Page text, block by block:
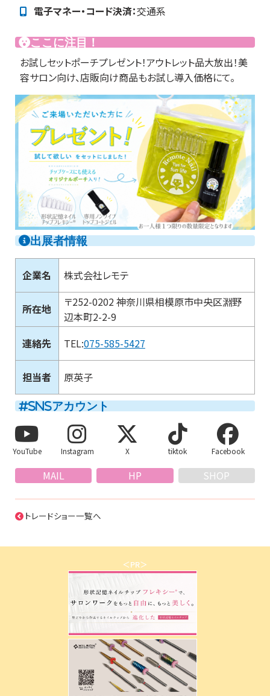
電子マネー・コード決済：交通系
ここに注目！
お試しセットポーチプレゼント！アウトレット品大放出！美
容サロン向け、店販向け商品もお試し導入価格にて。
出展者情報
企業名 株式会社レモテ
所在地
〒252-0202 神奈川県相模原市中央区淵野
辺本町2-2-9
連絡先
TEL:075-585-5427
担当者 原英子
SNSアカウント
YouTube Instagram X tiktok Facebook
MAIL HP SHOP
トレードショー一覧へ
＜PR＞